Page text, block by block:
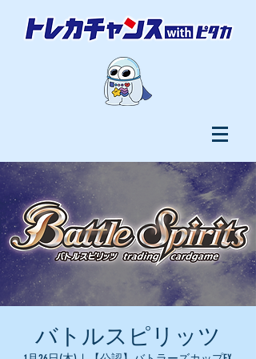
バトルスピリッツ